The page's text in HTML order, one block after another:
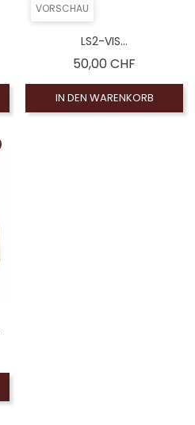
VORSCHAU
LS2-VIS...
50,00 CHF
IN DEN WARENKORB